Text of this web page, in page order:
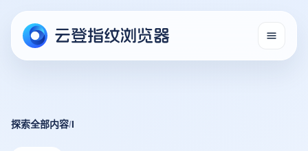
探索全部内容/I